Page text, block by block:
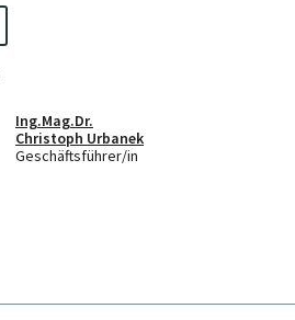
Ing.Mag.Dr.
Christoph Urbanek
Geschäftsführer/in